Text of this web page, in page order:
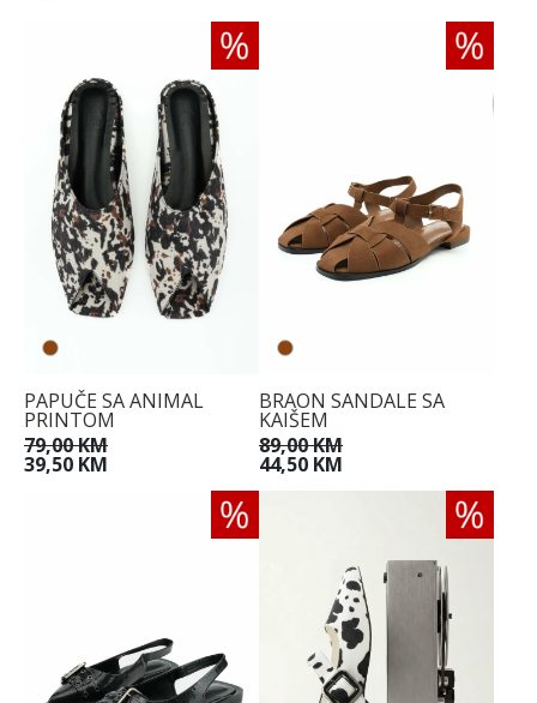
PAPUČE SA ANIMAL
PRINTOM
79,00 KM
39,50 KM
BRAON SANDALE SA
KAIŠEM
89,00 KM
44,50 KM